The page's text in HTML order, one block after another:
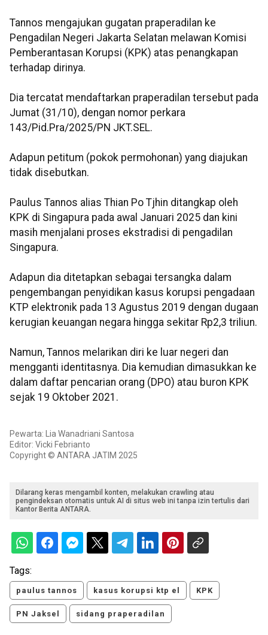
Tannos mengajukan gugatan praperadilan ke
Pengadilan Negeri Jakarta Selatan melawan Komisi
Pemberantasan Korupsi (KPK) atas penangkapan
terhadap dirinya.
Dia tercatat mendaftarkan praperadilan tersebut pada
Jumat (31/10), dengan nomor perkara
143/Pid.Pra/2025/PN JKT.SEL.
Adapun petitum (pokok permohonan) yang diajukan
tidak disebutkan.
Paulus Tannos alias Thian Po Tjhin ditangkap oleh
KPK di Singapura pada awal Januari 2025 dan kini
masih menjalani proses ekstradisi di pengadilan
Singapura.
Adapun dia ditetapkan sebagai tersangka dalam
pengembangan penyidikan kasus korupsi pengadaan
KTP elektronik pada 13 Agustus 2019 dengan dugaan
kerugian keuangan negara hingga sekitar Rp2,3 triliun.
Namun, Tannos melarikan diri ke luar negeri dan
mengganti identitasnya. Dia kemudian dimasukkan ke
dalam daftar pencarian orang (DPO) atau buron KPK
sejak 19 Oktober 2021.
Pewarta: Lia Wanadriani Santosa
Editor: Vicki Febrianto
Copyright © ANTARA JATIM 2025
Dilarang keras mengambil konten, melakukan crawling atau
pengindeksan otomatis untuk AI di situs web ini tanpa izin tertulis dari
Kantor Berita ANTARA.
Tags:
paulus tannos kasus korupsi ktp el KPK
PN Jaksel sidang praperadilan